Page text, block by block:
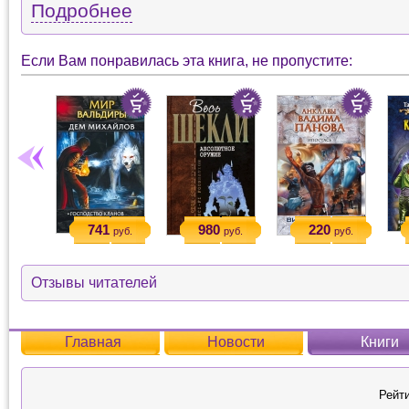
Подробнее
Если Вам понравилась эта книга, не пропустите:
741 руб. 980 руб. 220 руб.
Отзывы читателей
Главная Новости Книги